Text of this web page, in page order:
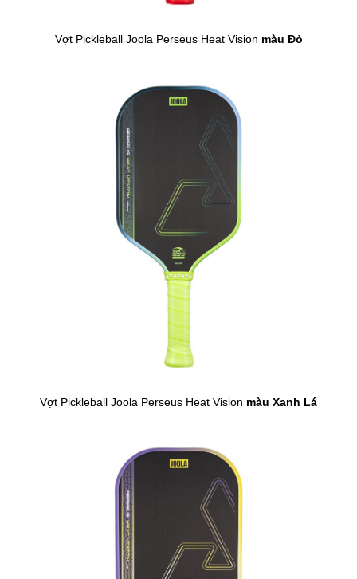
Vợt Pickleball Joola Perseus Heat Vision màu Đỏ
Vợt Pickleball Joola Perseus Heat Vision màu Xanh Lá